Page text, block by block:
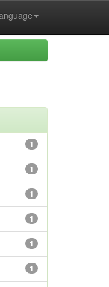
1
1
1
1
1
1